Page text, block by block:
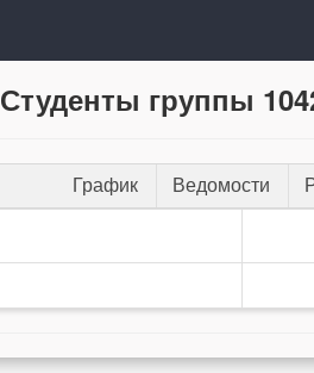
Студенты группы
График Ведомости